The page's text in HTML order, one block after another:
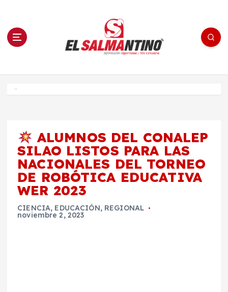
n El Salmantino - medios/noticias/editorial
ALUMNOS DEL CONALEP
SILAO LISTOS PARA LAS
NACIONALES DEL TORNEO
DE ROBÓTICA EDUCATIVA
WER 2023
CIENCIA, EDUCACIÓN, REGIONAL
noviembre 2, 2023